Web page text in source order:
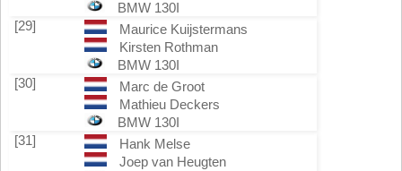
BMW 130I
[29]
Maurice Kuijstermans
Kirsten Rothman
BMW 130I
[30]
Marc de Groot
Mathieu Deckers
BMW 130I
[31]
Hank Melse
Joep van Heugten